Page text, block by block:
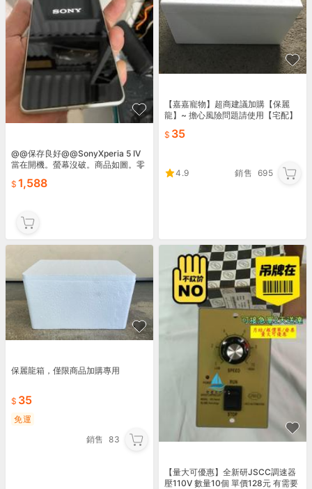
@@保存良好@@SonyXperia 5 IV
當在開機。螢幕沒破。商品如圖。零
1,588
【嘉嘉寵物】超商建議加購【保麗
龍】~ 擔心風險問題請使用【宅配】
35
4.9 銷售 695
保麗龍箱，僅限商品加購專用
35
免運
銷售 83
【量大可優惠】全新研JSCC調速器
壓110V 數量10個 單價128元 有需要